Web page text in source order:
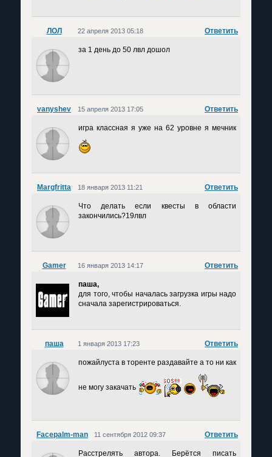
ЛОЛ Ответить
22 апреля 2013 05:18
за 1 день до 50 лвл дошол
vanyshev Ответить
15 апреля 2013 17:05
игра классная я уже на 62 уровне я мечник
Margfritta Ответить
18 января 2013 11:21
Что делать если квесты в области
закончились?19лвл
Gamer Ответить
16 января 2013 14:17
паша,
для того, чтобы началась загрузка игры надо
сначала зарегистрироваться.
паша Ответить
1 января 2013 17:23
пожайлуста в торенте раздавайте а то ни как
не могу закачать
Facepalm-man Ответить
11 сентября 2012 09:37
Расстрелять автора. Берётся писать